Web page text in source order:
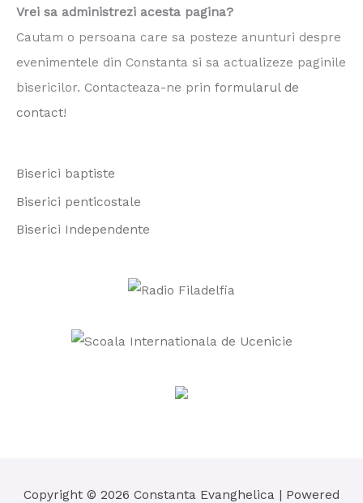
:
Vrei sa administrezi acesta pagina?
Cautam o persoana care sa posteze anunturi despre
evenimentele din Constanta si sa actualizeze paginile
bisericilor. Contacteaza-ne prin formularul de
contact!
Biserici baptiste
Biserici penticostale
Biserici Independente
Copyright © 2026 Constanta Evanghelica | Powered